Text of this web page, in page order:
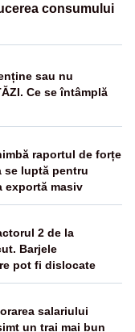
consumului
sau nu
Ce se întâmplă
raportul de forțe
se luptă pentru
exportă masiv
2 de la
Barjele
pot fi dislocate
salariului
un trai mai bun